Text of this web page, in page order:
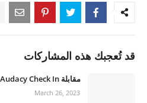
قد تُعجبك هذه المشاركات
مقابلة Audacy Check In مع توايس مترجمة للعربية
March 26, 2023